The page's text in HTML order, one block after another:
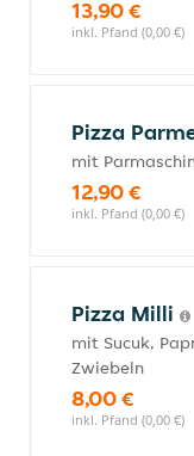
13,90 €
inkl. Pfand (0,00 €)
Pizza
mit
12,90 €
inkl. Pfand (0,00 €)
Pizza Milli
mit Sucuk,
Zwiebeln
8,00 €
inkl. Pfand (0,00 €)